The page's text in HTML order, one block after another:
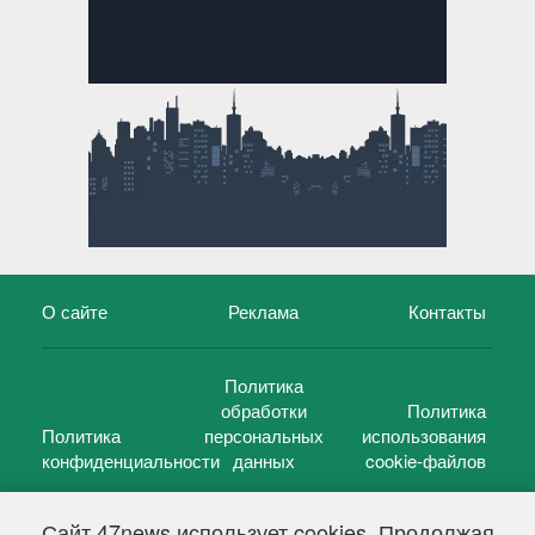
О сайте Реклама Контакты
Политика
конфиденциальности
Политика
обработки
персональных
данных
Политика
использования
cookie-файлов